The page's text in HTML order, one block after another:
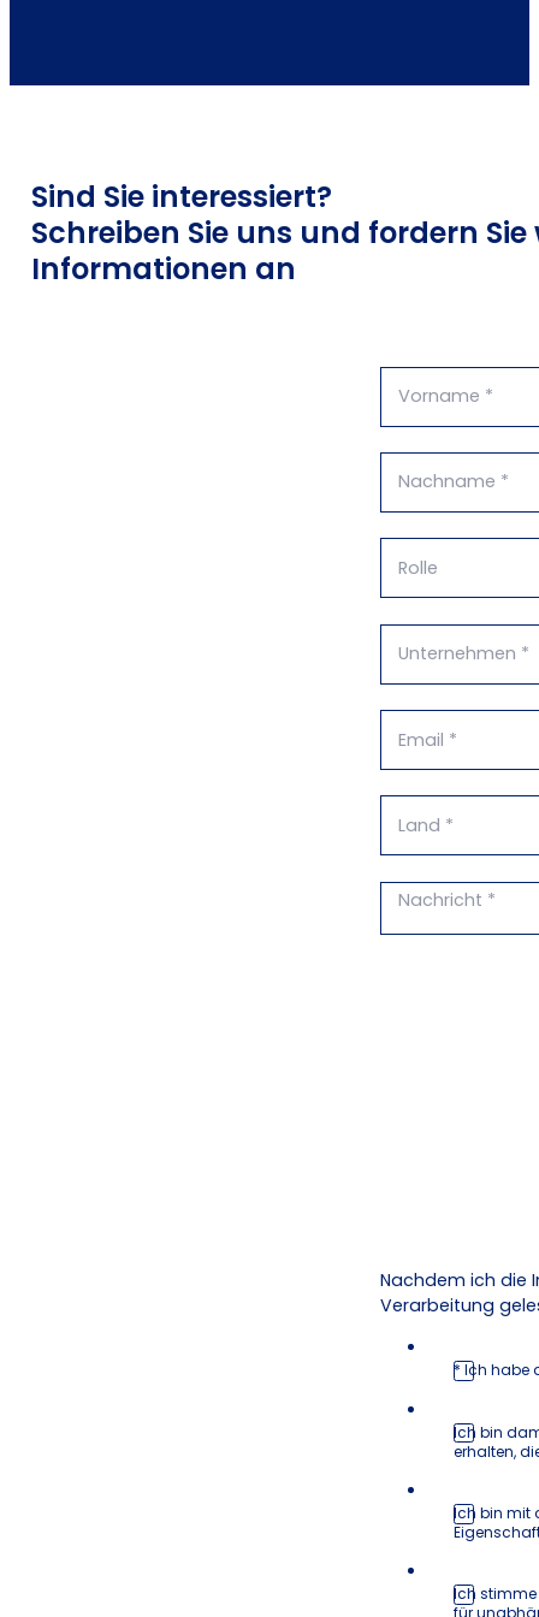
Sind Sie interessiert?
Schreiben Sie uns und fordern Sie
Informationen an
Nachdem ich die
Verarbeitung
* Ich habe
Ich bin
erhalten,
Ich bin mit
Ich stimme
für